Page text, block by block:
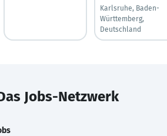
Karlsruhe, Baden-
Württemberg,
Deutschland
Jobs-Netzwerk